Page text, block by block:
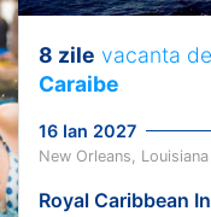
8 zile vacanta
Caraibe
16 Ian 2027
New Orleans,
Royal Caribbean